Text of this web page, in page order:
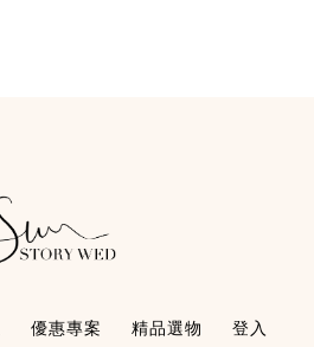
優惠專案 精品選物
登入